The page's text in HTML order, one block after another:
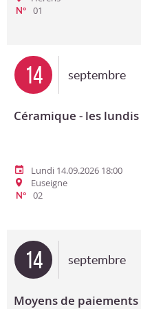
N°
01
14 septembre
Céramique - les lundis
Lundi 14.09.2026 18:00
Euseigne
N°
02
14 septembre
Moyens de